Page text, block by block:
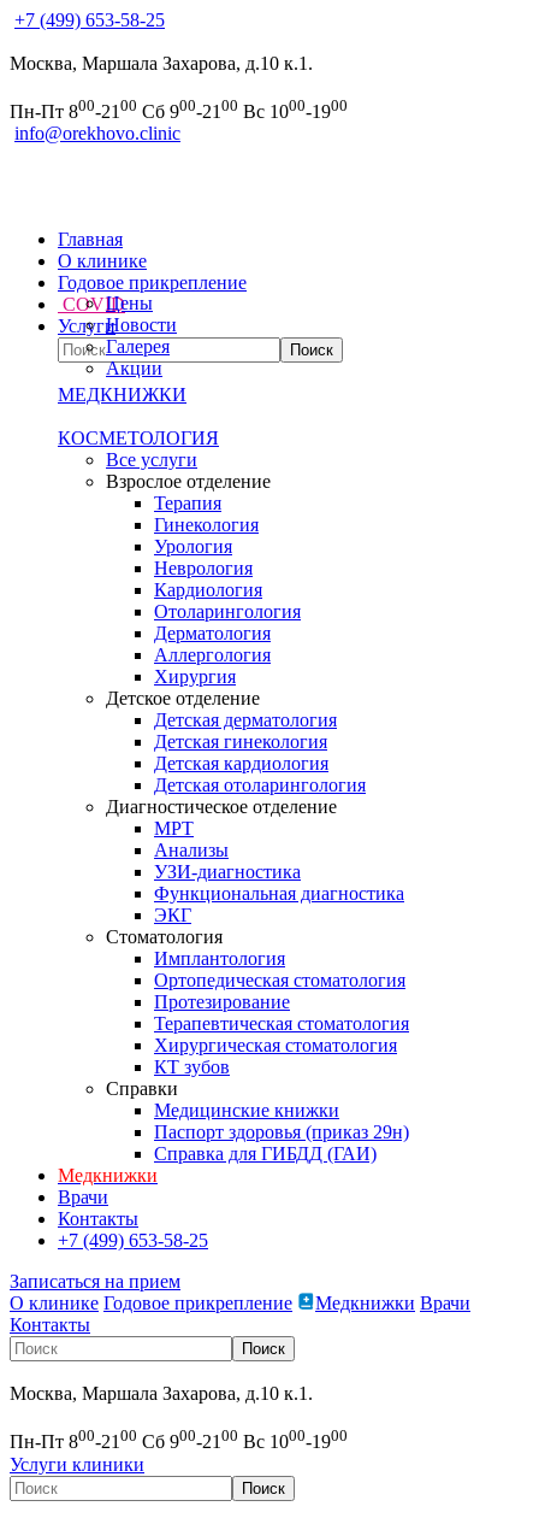
+7 (499) 653-58-25
Москва, Маршала Захарова, д.10 к.1.
Пн-Пт 800-21 00 Сб 900-21 00 Вс 1000-1900
info@orekhovo.clinic
Главная
О клинике
Цены
Новости
Галерея
Акции
Годовое прикрепление
COVID
Услуги
МЕДКНИЖКИ
КОСМЕТОЛОГИЯ
Все услуги
Взрослое отделение
Терапия
Гинекология
Урология
Неврология
Кардиология
Отоларингология
Дерматология
Аллергология
Хирургия
Детское отделение
Детская дерматология
Детская гинекология
Детская кардиология
Детская отоларингология
Диагностическое отделение
МРТ
Анализы
УЗИ-диагностика
Функциональная диагностика
ЭКГ
Стоматология
Имплантология
Ортопедическая стоматология
Протезирование
Терапевтическая стоматология
Хирургическая стоматология
КТ зубов
Справки
Медицинские книжки
Паспорт здоровья (приказ 29н)
Справка для ГИБДД (ГАИ)
Медкнижки
Врачи
Контакты
+7 (499) 653-58-25
Записаться на прием
О клинике Годовое прикрепление Медкнижки Врачи
Контакты
Москва, Маршала Захарова, д.10 к.1.
Пн-Пт 800-2100 Сб 900-2100 Вс 1000-1900
Услуги клиники